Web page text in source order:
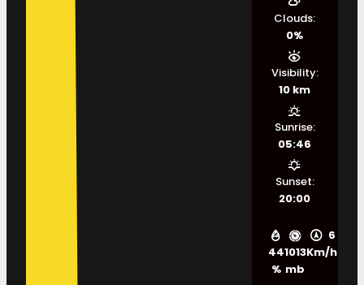
44
%
1013
mb
6
Km/h
Clouds:
0%
Visibility:
10 km
Sunrise:
05:46
Sunset:
20:00